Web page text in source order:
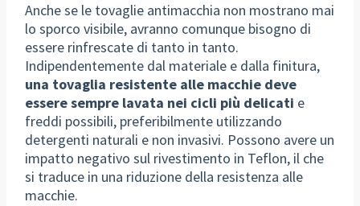
Anche se le tovaglie antimacchia non mostrano mai
lo sporco visibile, avranno comunque bisogno di
essere rinfrescate di tanto in tanto.
Indipendentemente dal materiale e dalla finitura,
una tovaglia resistente alle macchie deve
essere sempre lavata nei cicli più delicati e
freddi possibili, preferibilmente utilizzando
detergenti naturali e non invasivi. Possono avere un
impatto negativo sul rivestimento in Teflon, il che
si traduce in una riduzione della resistenza alle
macchie.